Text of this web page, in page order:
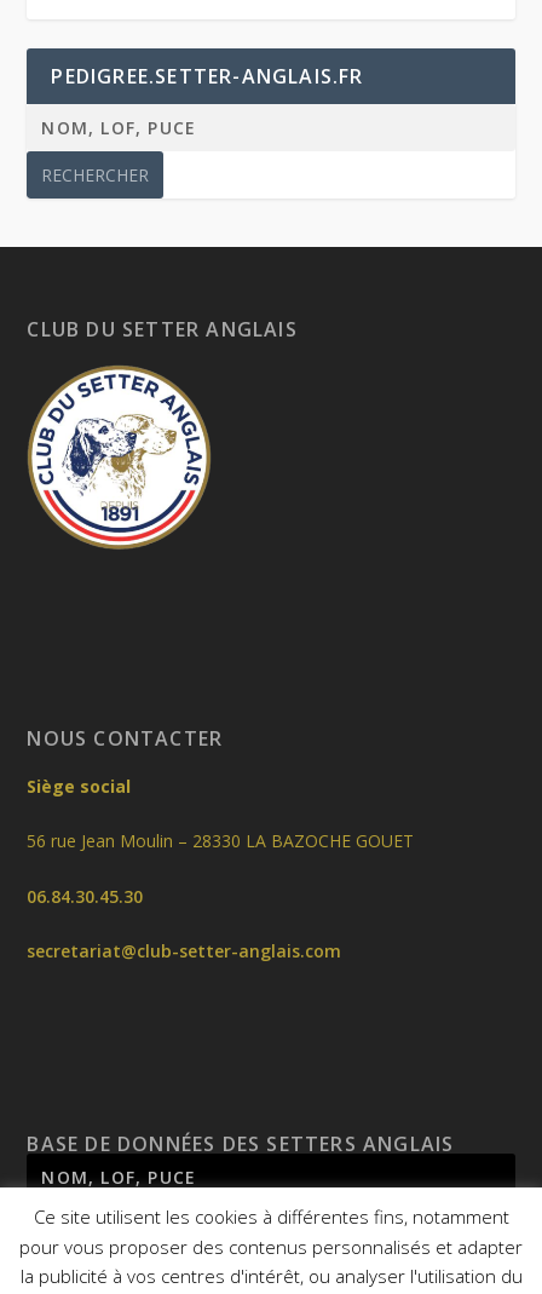
PEDIGREE.SETTER-ANGLAIS.FR
CLUB DU SETTER ANGLAIS
NOUS CONTACTER
Siège social
56 rue Jean Moulin – 28330 LA BAZOCHE GOUET
06.84.30.45.30
secretariat@club-setter-anglais.com
BASE DE DONNÉES DES SETTERS ANGLAIS
Ce site utilisent les cookies à différentes fins, notamment
pour vous proposer des contenus personnalisés et adapter
la publicité à vos centres d'intérêt, ou analyser l'utilisation du